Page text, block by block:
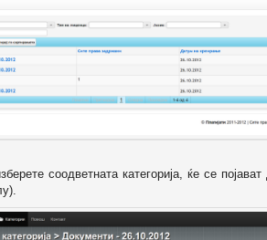
соодветната категорија, ќе се